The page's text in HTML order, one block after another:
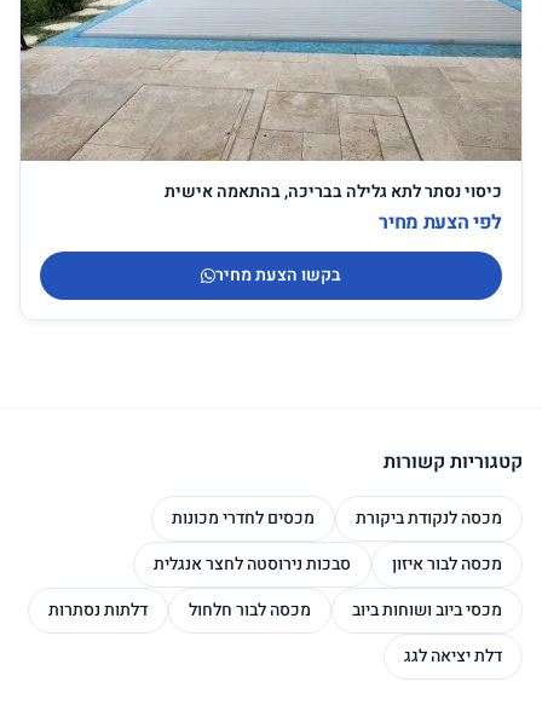
כיסוי נסתר לתא גלילה בבריכה, בהתאמה אישית
לפי הצעת מחיר
בקשו הצעת מחיר
קטגוריות קשורות
מכסה לנקודת ביקורת
מכסים לחדרי מכונות
מכסה לבור איזון
סבכות נירוסטה לחצר אנגלית
מכסי ביוב ושוחות ביוב
מכסה לבור חלחול
דלתות נסתרות
דלת יציאה לגג